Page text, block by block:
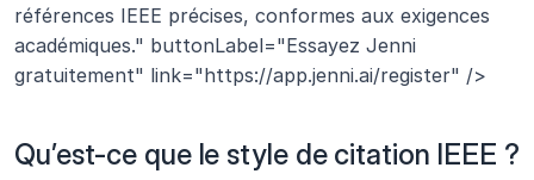
références IEEE précises, conformes aux exigences
académiques." buttonLabel="Essayez Jenni
gratuitement" link="https://app.jenni.ai/register" />
Qu’est-ce que le style de citation IEEE ?